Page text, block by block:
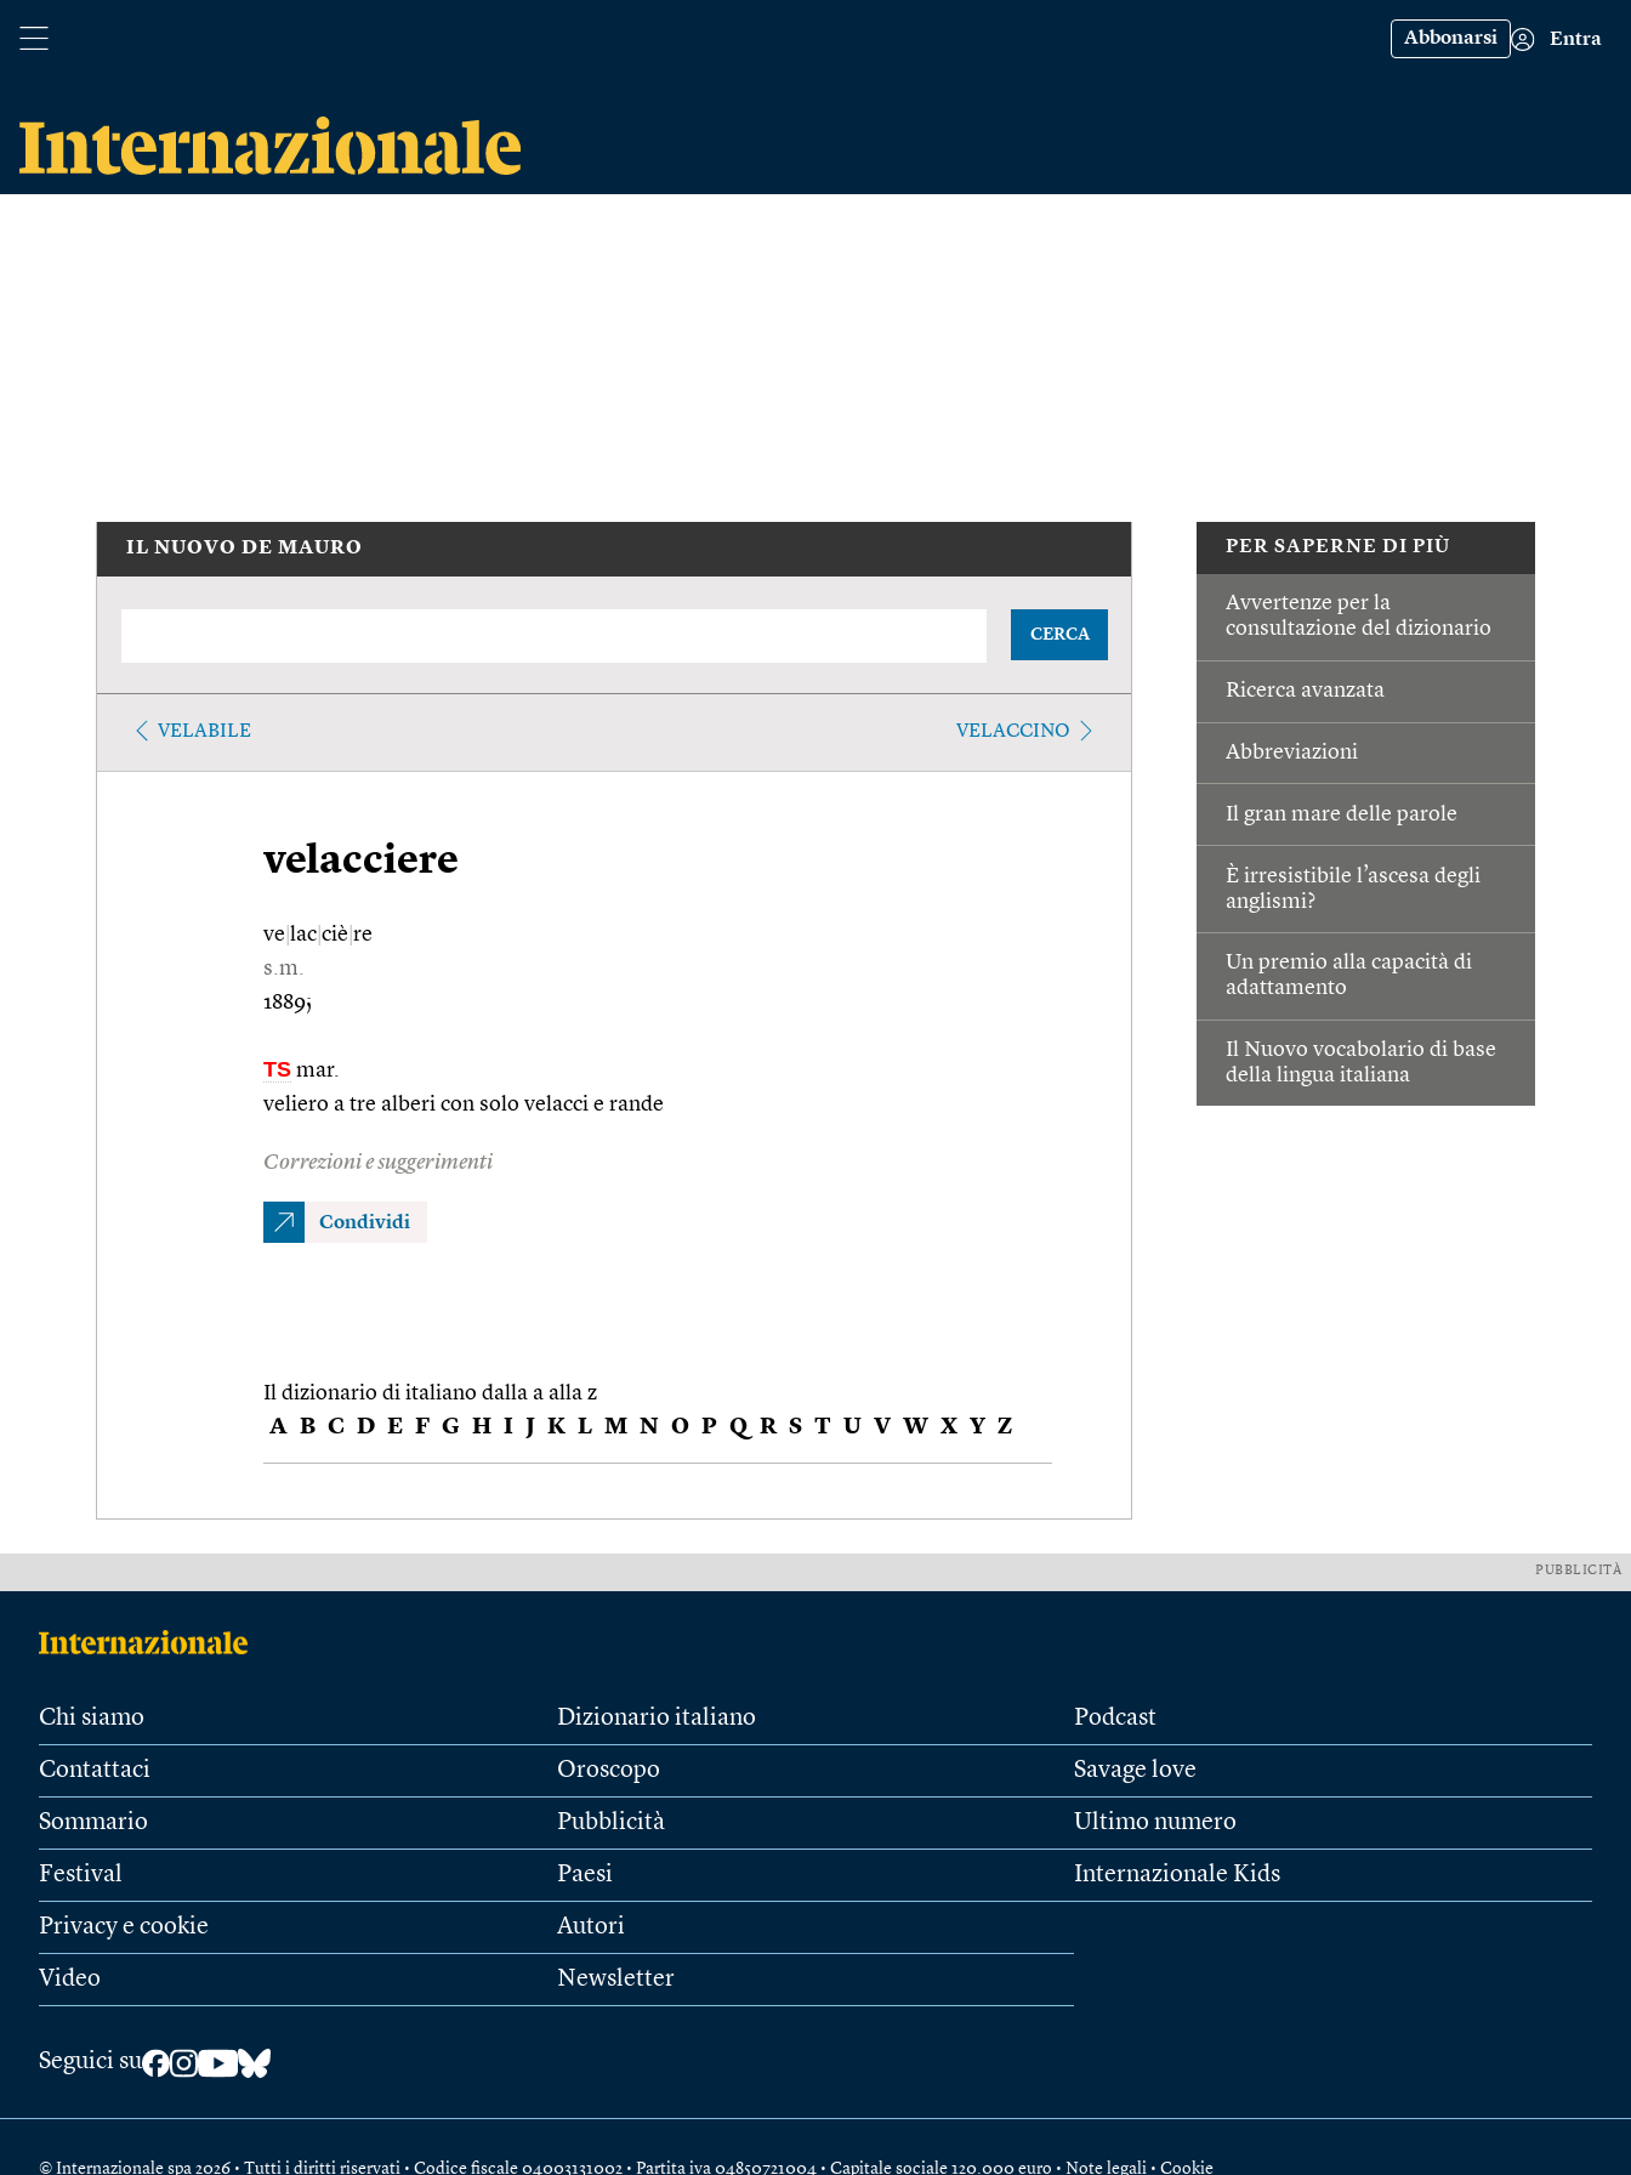
Abbonarsi Entra
PER SAPERNE DI PIÙ
Avvertenze per la
consultazione del dizionario
Ricerca avanzata
Abbreviazioni
Il gran mare delle parole
È irresistibile l’ascesa degli
anglismi?
Un premio alla capacità di
adattamento
Il Nuovo vocabolario di base
della lingua italiana
IL NUOVO DE MAURO
CERCA
VELABILE VELACCINO
velacciere
ve lac ciè re
s.m.
1889;
TS mar.
veliero a tre alberi con solo velacci e rande
Correzioni e suggerimenti
Condividi
Il dizionario di italiano dalla a alla z
A B C D E F G H I J K L M N O P Q R S T U V W X Y Z
PUBBLICITÀ
Chi siamo
Contattaci
Sommario
Festival
Privacy e cookie
Video
Dizionario italiano
Oroscopo
Pubblicità
Paesi
Autori
Newsletter
Podcast
Savage love
Ultimo numero
Internazionale Kids
Seguici su
© Internazionale spa 2026 • Tutti i diritti riservati • Codice fiscale 04003131002 • Partita iva 04850721004 • Capitale sociale 120.000 euro • Note legali • Cookie